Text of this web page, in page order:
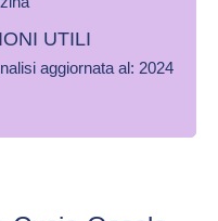
UTILI
aggiornata al: 2024